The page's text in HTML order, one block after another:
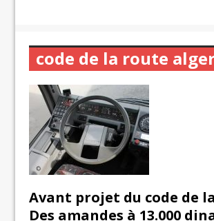
code de la route
Avant projet du code de
Des amandes à 13.000